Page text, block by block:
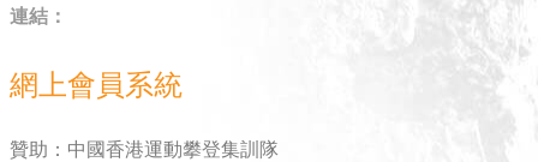
連結：
網上會員系統
贊助：中國香港運動攀登集訓隊